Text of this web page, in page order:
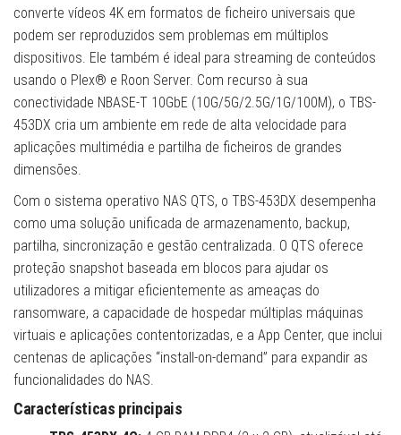
converte vídeos 4K em formatos de ficheiro universais que
podem ser reproduzidos sem problemas em múltiplos
dispositivos. Ele também é ideal para streaming de conteúdos
usando o Plex® e Roon Server. Com recurso à sua
conectividade NBASE-T 10GbE (10G/5G/2.5G/1G/100M), o TBS-
453DX cria um ambiente em rede de alta velocidade para
aplicações multimédia e partilha de ficheiros de grandes
dimensões.
Com o sistema operativo NAS QTS, o TBS-453DX desempenha
como uma solução unificada de armazenamento, backup,
partilha, sincronização e gestão centralizada. O QTS oferece
proteção snapshot baseada em blocos para ajudar os
utilizadores a mitigar eficientemente as ameaças do
ransomware, a capacidade de hospedar múltiplas máquinas
virtuais e aplicações contentorizadas, e a App Center, que inclui
centenas de aplicações “install-on-demand” para expandir as
funcionalidades do NAS.
Características principais